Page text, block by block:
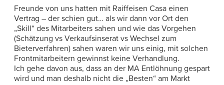
Freunde von uns hatten mit Raiffeisen Casa einen
Vertrag – der schien gut… als wir dann vor Ort den
„Skill“ des Mitarbeiters sahen und wie das Vorgehen
(Schätzung vs Verkaufsinserat vs Wechsel zum
Bieterverfahren) sahen waren wir uns einig, mit solchen
Frontmitarbeitern gewinnst keine Verhandlung.
Ich gehe davon aus, dass an der MA Entlöhnung gespart
wird und man deshalb nicht die „Besten“ am Markt